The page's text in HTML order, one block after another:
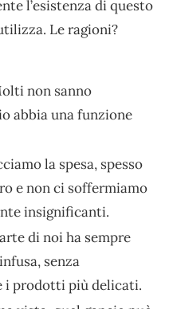
l’esistenza di questo
Le ragioni?
non sanno
abbia una funzione
la spesa, spesso
e non ci soffermiamo
insignificanti.
di noi ha sempre
senza
i prodotti più delicati.